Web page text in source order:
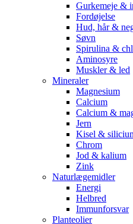
Gurkemeje &
Fordøjelse
Hud, hår &
Søvn
Spirulina &
Aminosyre
Muskler & led
Mineraler
Magnesium
Calcium
Calcium &
Jern
Kisel &
Chrom
Jod & kalium
Zink
Naturlægemidler
Energi
Helbred
Immunforsvar
Planteolier